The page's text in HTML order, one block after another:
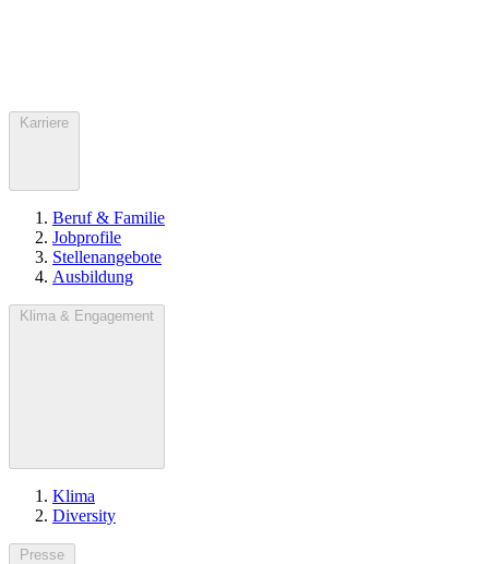
Karriere
Beruf & Familie
Jobprofile
Stellenangebote
Ausbildung
Klima & Engagement
Klima
Diversity
Presse